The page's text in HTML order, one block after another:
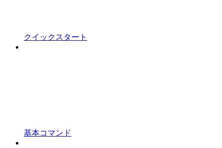
クイックスタート
基本コマンド